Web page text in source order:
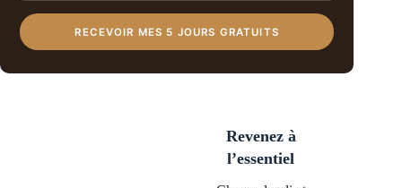
RECEVOIR MES 5 JOURS GRATUITS
Revenez à
l’essentiel